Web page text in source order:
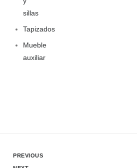
sillas
Tapizados
Mueble
auxiliar
PREVIOUS